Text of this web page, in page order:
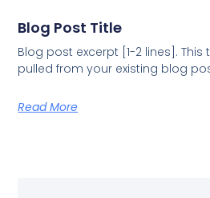
Blog Post Title
Blog post excerpt [1-2 lines].
pulled from your existing blog
Read More